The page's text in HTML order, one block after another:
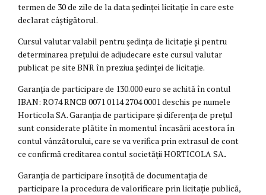
termen de 30 de zile de la data ședinței licitație în care este
declarat câștigătorul.
Cursul valutar valabil pentru ședința de licitație și pentru
determinarea prețului de adjudecare este cursul valutar
publicat pe site BNR în preziua ședinței de licitație.
Garanția de participare de 130.000 euro se achită în contul
IBAN: RO74 RNCB 0071 0114 2704 0001 deschis pe numele
Horticola SA. Garanția de participare și diferența de prețul
sunt considerate plătite în momentul încasării acestora în
contul vânzătorului, care se va verifica prin extrasul de cont
ce confirmă creditarea contul societății HORTICOLA SA.
Garanția de participare însoțită de documentația de
participare la procedura de valorificare prin licitație publică,